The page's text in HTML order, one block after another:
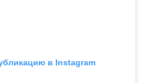
в Instagram